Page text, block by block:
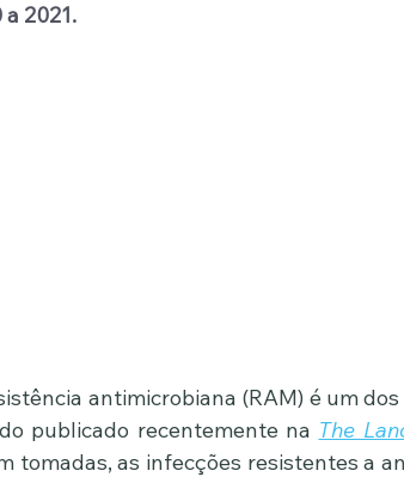
a 2021.
antimicrobiana (RAM) é um
publicado recentemente na The
tomadas, as infecções resistentes a